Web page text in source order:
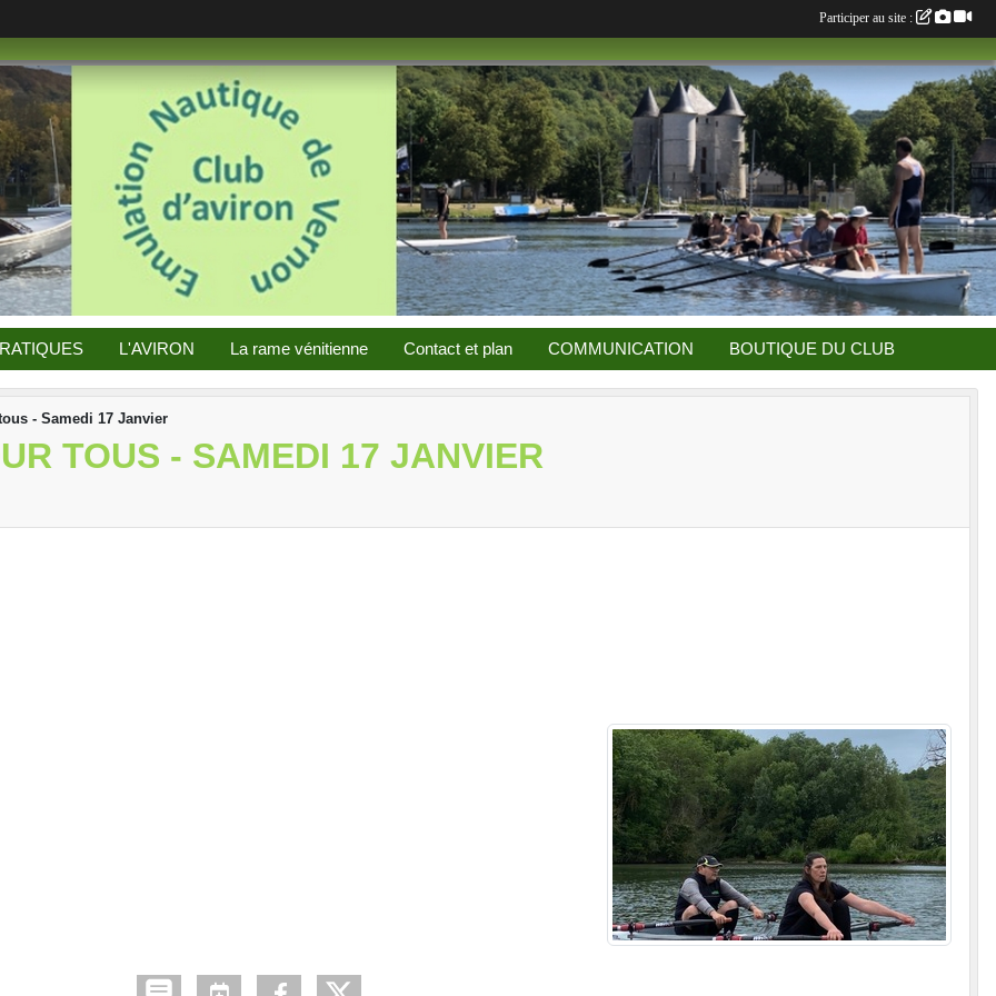
L'AVIRON La rame vénitienne Contact et plan COMMUNICATION BOUTIQUE DU CLUB
- Samedi 17 Janvier
TOUS - SAMEDI 17 JANVIER
Participer au site :